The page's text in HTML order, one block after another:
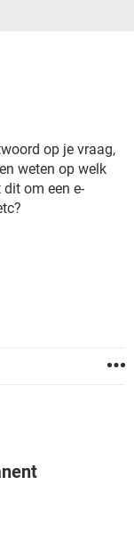
op je vraag,
weten op welk
om een e-